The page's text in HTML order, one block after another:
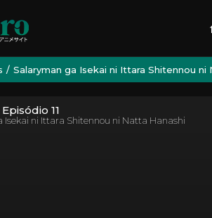
Salaryman ga Isekai ni Ittara Shitennou ni
11
Isekai ni Ittara Shitennou ni Natta Hanashi